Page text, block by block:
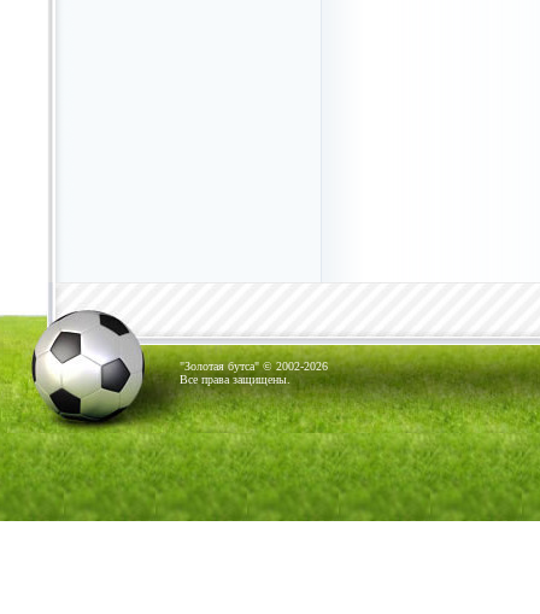
"Золотая бутса" © 2002-2026
Все права защищены.